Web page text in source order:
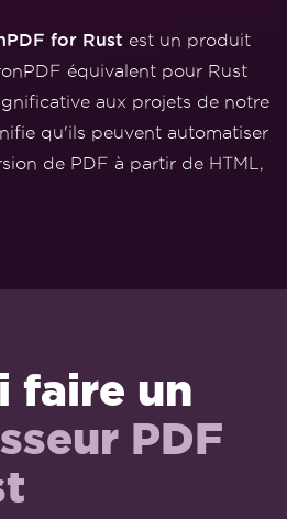
for Rust est un produit
équivalent pour Rust
aux projets de notre
qu'ils peuvent automatiser
de PDF à partir de HTML,
faire un
PDF